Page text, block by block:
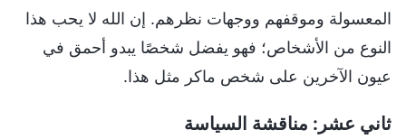
المعسولة وموقفهم ووجهات نظرهم. إن الله لا يحب هذا
النوع من الأشخاص؛ فهو يفضل شخصًا يبدو أحمق في
عيون الآخرين على شخص ماكر مثل هذا.
ثاني عشر: مناقشة السياسة